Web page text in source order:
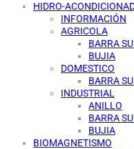
HIDRO-
INFORMACIÓN
AGRICOLA
BARRA
BUJIA
DOMESTICO
BARRA
INDUSTRIAL
ANILLO
BARRA
BUJIA
BIOMAGNETISMO